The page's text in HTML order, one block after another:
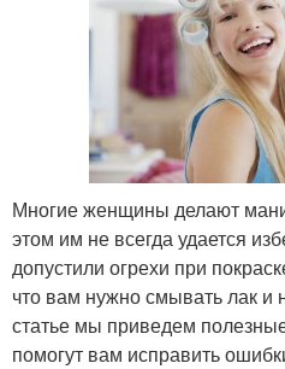
Многие женщины делают
этом им не всегда удается
допустили огрехи при
что вам нужно смывать лак и
статье мы приведем
помогут вам исправить